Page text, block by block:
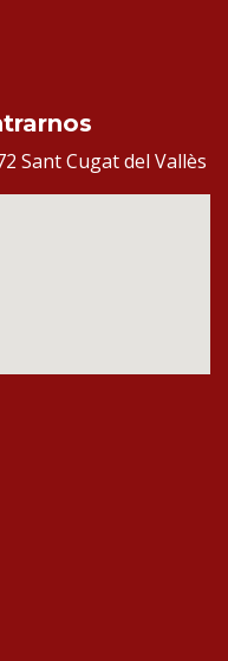
Sant Cugat del Vallès